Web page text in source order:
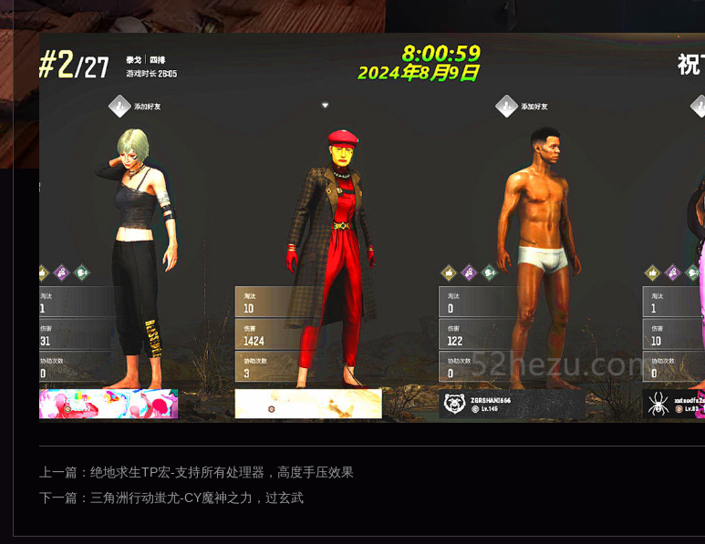
上一篇： 绝地求生TP宏-支持所有处理器，高度手压效果
下一篇： 三角洲行动蚩尤-CY魔神之力，过玄武